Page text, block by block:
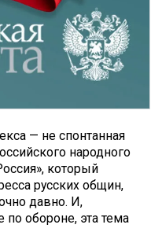
— не спонтанная
народного
который
русских общин,
давно. И,
по обороне, эта тема